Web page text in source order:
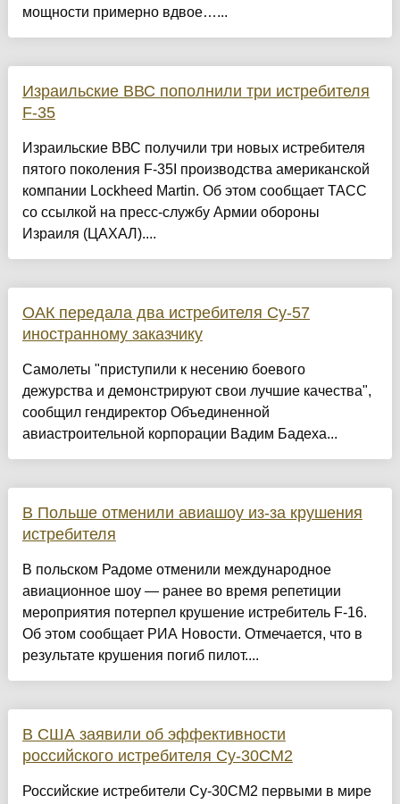
мощности примерно вдвое…...
Израильские ВВС пополнили три истребителя
F-35
Израильские ВВС получили три новых истребителя
пятого поколения F-35I производства американской
компании Lockheed Martin. Об этом сообщает ТАСС
со ссылкой на пресс-службу Армии обороны
Израиля (ЦАХАЛ)....
ОАК передала два истребителя Су-57
иностранному заказчику
Самолеты "приступили к несению боевого
дежурства и демонстрируют свои лучшие качества",
сообщил гендиректор Объединенной
авиастроительной корпорации Вадим Бадеха...
В Польше отменили авиашоу из-за крушения
истребителя
В польском Радоме отменили международное
авиационное шоу — ранее во время репетиции
мероприятия потерпел крушение истребитель F-16.
Об этом сообщает РИА Новости. Отмечается, что в
результате крушения погиб пилот....
В США заявили об эффективности
российского истребителя Су-30СМ2
Российские истребители Су-30СМ2 первыми в мире